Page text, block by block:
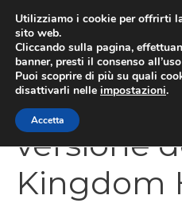
contenuto
PSP, in
versione
Kingdom
Utilizziamo i cookie per offrirti
sito web.
Cliccando sulla pagina,
banner, presti il consenso
Puoi scoprire di più su quali
disattivarli nelle impostazioni.
Accetta